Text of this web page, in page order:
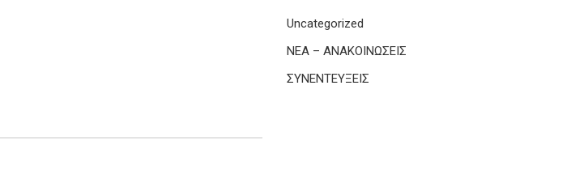
Uncategorized
ΝΕΑ – ΑΝΑΚΟΙΝΩΣΕΙΣ
ΣΥΝΕΝΤΕΥΞΕΙΣ